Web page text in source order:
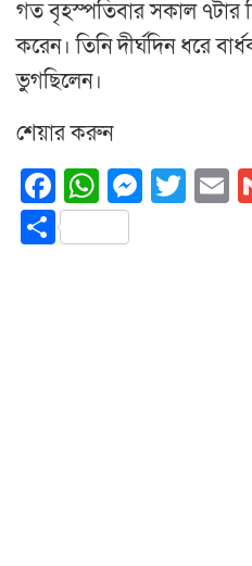
গত বৃহস্পতিবার সকাল ৭টার
করেন। তিনি দীর্ঘদিন ধরে
ভুগছিলেন।
শেয়ার করুন
Facebook
Share